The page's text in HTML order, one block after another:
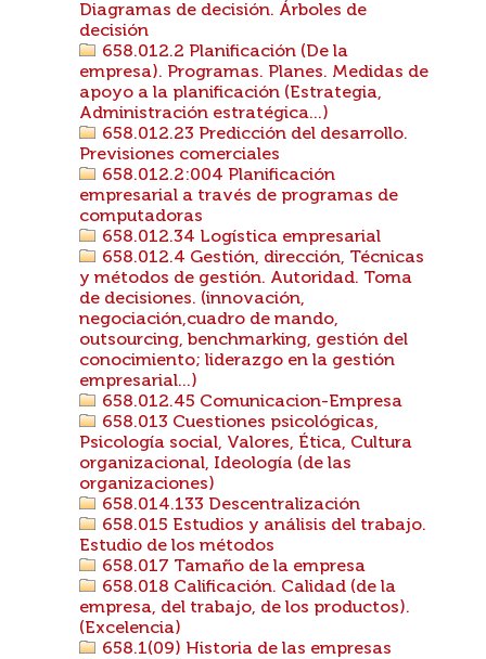
Diagramas de decisión. Árboles de
decisión
658.012.2 Planificación (De la
empresa). Programas. Planes. Medidas de
apoyo a la planificación (Estrategia,
Administración estratégica...)
658.012.23 Predicción del desarrollo.
Previsiones comerciales
658.012.2:004 Planificación
empresarial a través de programas de
computadoras
658.012.34 Logística empresarial
658.012.4 Gestión, dirección, Técnicas
y métodos de gestión. Autoridad. Toma
de decisiones. (innovación,
negociación,cuadro de mando,
outsourcing, benchmarking, gestión del
conocimiento; liderazgo en la gestión
empresarial...)
658.012.45 Comunicacion-Empresa
658.013 Cuestiones psicológicas,
Psicología social, Valores, Ética, Cultura
organizacional, Ideología (de las
organizaciones)
658.014.133 Descentralización
658.015 Estudios y análisis del trabajo.
Estudio de los métodos
658.017 Tamaño de la empresa
658.018 Calificación. Calidad (de la
empresa, del trabajo, de los productos).
(Excelencia)
658.1(09) Historia de las empresas